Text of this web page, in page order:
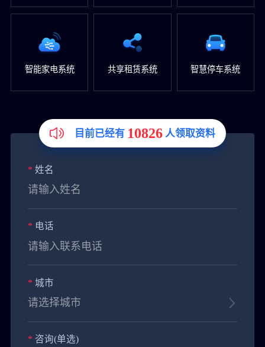
智能家电系统 共享租赁系统 智慧停车系统
* 姓名
* 电话
* 城市
* 咨询(单选)
目前已经有 10826 人领取资料